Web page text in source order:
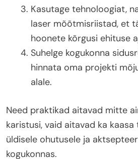
Kasutage tehnoloogiat,
laser mõõtmisriistad, et
hoonete kõrgusi ehituse
Suhelge kogukonna
hinnata oma projekti
alale.
Need praktikad aitavad mitte
karistusi, vaid aitavad ka
üldisele ohutusele ja
kogukonnas.